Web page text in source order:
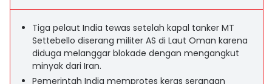
Tiga pelaut India tewas setelah kapal tanker MT
Settebello diserang militer AS di Laut Oman karena
diduga melanggar blokade dengan mengangkut
minyak dari Iran.
Pemerintah India memprotes keras serangan